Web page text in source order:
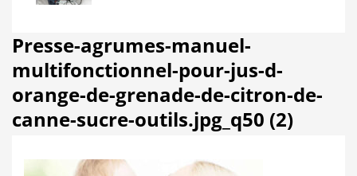
Presse-agrumes-manuel-
multifonctionnel-pour-jus-d-
orange-de-grenade-de-citron-de-
canne-sucre-outils.jpg_q50 (2)